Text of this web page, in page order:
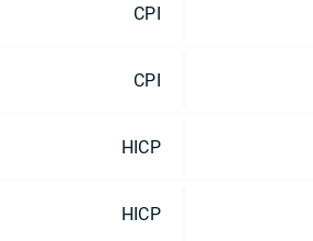
CPI
CPI
HICP
HICP